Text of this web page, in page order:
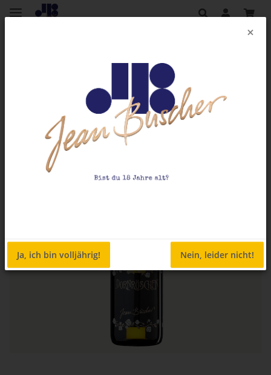
×
Ja, ich bin volljährig! Nein, leider nicht!